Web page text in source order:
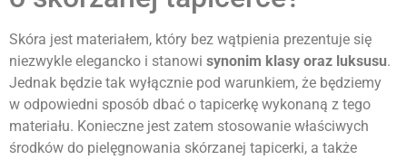
Skóra jest materiałem, który bez wątpienia prezentuje się
niezwykle elegancko i stanowi synonim klasy oraz luksusu.
Jednak będzie tak wyłącznie pod warunkiem, że będziemy
w odpowiedni sposób dbać o tapicerkę wykonaną z tego
materiału. Konieczne jest zatem stosowanie właściwych
środków do pielęgnowania skórzanej tapicerki, a także